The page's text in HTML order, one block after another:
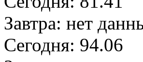
Завтра: нет
Сегодня: 94.06